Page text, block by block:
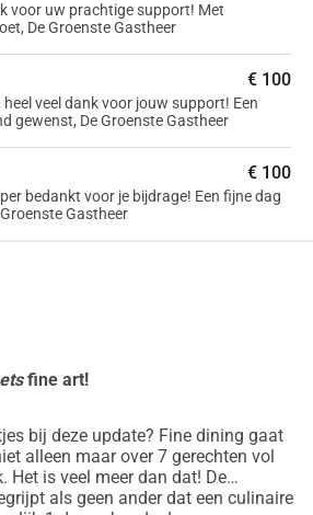
in deze beschrijving
vertraging oploopt
doorgang kan
zodoende WEL
Groenste Gastheer
uiteraard).
te verwachten.
voor uw prachtige support! Met
De Groenste Gastheer
€ 100
heel veel dank voor jouw support! Een
gewenst, De Groenste Gastheer
€ 100
bedankt voor je bijdrage! Een fijne dag
Gastheer
fine art!
bij deze update? Fine dining gaat
alleen maar over 7 gerechten vol
Het is veel meer dan dat! De
als geen ander dat een culinaire